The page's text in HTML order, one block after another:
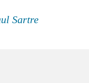
Sartre